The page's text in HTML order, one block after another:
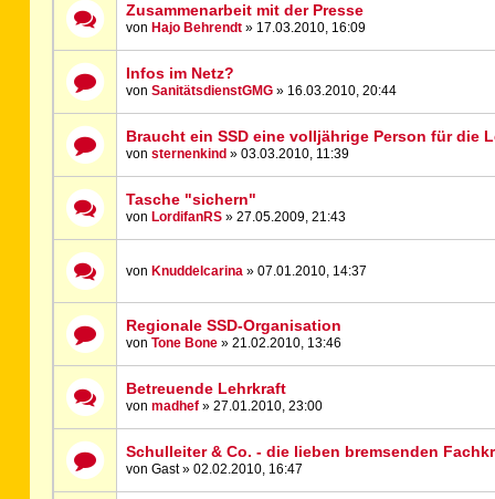
Zusammenarbeit mit der Presse
von Hajo Behrendt » 17.03.2010, 16:09
Infos im Netz?
vonSanitätsdienstGMG » 16.03.2010, 20:44
Braucht ein SSD eine volljährige Person für die
vonsternenkind » 03.03.2010, 11:39
Tasche "sichern"
von LordifanRS » 27.05.2009, 21:43
von Knuddelcarina » 07.01.2010, 14:37
Regionale SSD-Organisation
vonTone Bone » 21.02.2010, 13:46
Betreuende Lehrkraft
vonmadhef » 27.01.2010, 23:00
Schulleiter & Co. - die lieben bremsenden
von Gast » 02.02.2010, 16:47